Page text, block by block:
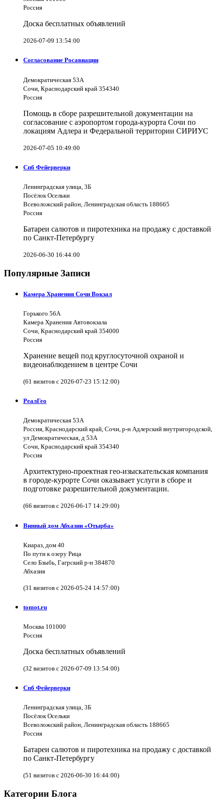
Россия
Доска бесплатных объявлений
2026-07-09 13:54:00
Согласование Росавиации
Демократическая 53А
Сочи, Краснодарский край 354340
Россия
Помощь в сборе разрешительной документации на
согласование с аэропортом города-курорта Сочи по
локациям Адлера и Федеральной территории СИРИУС
2026-07-05 10:49:00
Спб Фейерверки
Ленинградская улица, 3Б
Посёлок Осельки
Всеволожский район, Ленинградская область 188665
Россия
Батареи салютов и пиротехника на продажу с доставкой
по Санкт-Петербургу
2026-06-30 16:44:00
Популярные Записи
Камера Хранения Сочи Вокзал
Горького 56А
Камера Хранения Автовокзала
Сочи, Краснодарский край 354000
Россия
Хранение вещей под круглосуточной охраной и
видеонаблюдением в центре Сочи
(61 визитов с 2026-07-23 15:12:00)
РеалГео
Демократическая 53А
Россия, Краснодарский край, Сочи, р-н Адлерский внутригородской,
ул Демократическая, д 53А
Сочи, Краснодарский край 354340
Россия
Архитектурно-проектная гео-изыскательская компания
в городе-курорте Сочи оказывает услуги в сборе и
подготовке разрешительной документации.
(66 визитов с 2026-06-17 14:29:00)
Винный дом Абхазии «Отырба»
Киараз, дом 40
По пути к озеру Рица
Село Бзыбь, Гагрский р-н 384870
Абхазия
(31 визитов с 2026-05-24 14:57:00)
tomot.ru
Москва 101000
Россия
Доска бесплатных объявлений
(32 визитов с 2026-07-09 13:54:00)
Спб Фейерверки
Ленинградская улица, 3Б
Посёлок Осельки
Всеволожский район, Ленинградская область 188665
Россия
Батареи салютов и пиротехника на продажу с доставкой
по Санкт-Петербургу
(51 визитов с 2026-06-30 16:44:00)
Категории Блога